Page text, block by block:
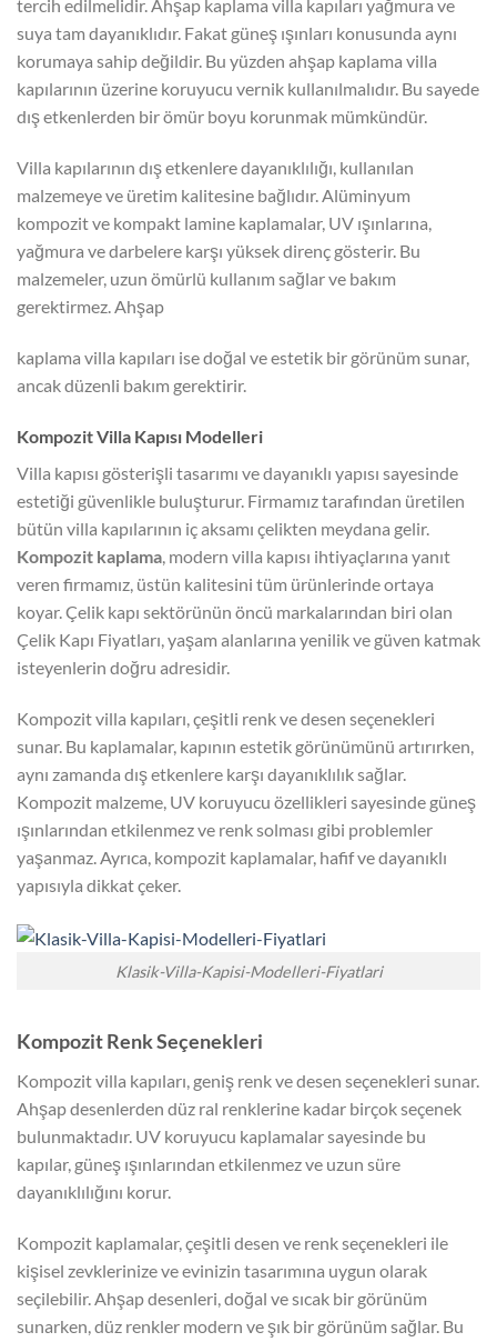
tercih edilmelidir. Ahşap kaplama villa kapıları yağmura ve
suya tam dayanıklıdır. Fakat güneş ışınları konusunda aynı
korumaya sahip değildir. Bu yüzden ahşap kaplama villa
kapılarının üzerine koruyucu vernik kullanılmalıdır. Bu sayede
dış etkenlerden bir ömür boyu korunmak mümkündür.
Villa kapılarının dış etkenlere dayanıklılığı, kullanılan
malzemeye ve üretim kalitesine bağlıdır. Alüminyum
kompozit ve kompakt lamine kaplamalar, UV ışınlarına,
yağmura ve darbelere karşı yüksek direnç gösterir. Bu
malzemeler, uzun ömürlü kullanım sağlar ve bakım
gerektirmez. Ahşap
kaplama villa kapıları ise doğal ve estetik bir görünüm sunar,
ancak düzenli bakım gerektirir.
Kompozit Villa Kapısı Modelleri
Villa kapısı gösterişli tasarımı ve dayanıklı yapısı sayesinde
estetiği güvenlikle buluşturur. Firmamız tarafından üretilen
bütün villa kapılarının iç aksamı çelikten meydana gelir.
Kompozit kaplama, modern villa kapısı ihtiyaçlarına yanıt
veren firmamız, üstün kalitesini tüm ürünlerinde ortaya
koyar. Çelik kapı sektörünün öncü markalarından biri olan
Çelik Kapı Fiyatları, yaşam alanlarına yenilik ve güven katmak
isteyenlerin doğru adresidir.
Kompozit villa kapıları, çeşitli renk ve desen seçenekleri
sunar. Bu kaplamalar, kapının estetik görünümünü artırırken,
aynı zamanda dış etkenlere karşı dayanıklılık sağlar.
Kompozit malzeme, UV koruyucu özellikleri sayesinde güneş
ışınlarından etkilenmez ve renk solması gibi problemler
yaşanmaz. Ayrıca, kompozit kaplamalar, hafif ve dayanıklı
yapısıyla dikkat çeker.
Klasik-Villa-Kapisi-Modelleri-Fiyatlari
Kompozit Renk Seçenekleri
Kompozit villa kapıları, geniş renk ve desen seçenekleri sunar.
Ahşap desenlerden düz ral renklerine kadar birçok seçenek
bulunmaktadır. UV koruyucu kaplamalar sayesinde bu
kapılar, güneş ışınlarından etkilenmez ve uzun süre
dayanıklılığını korur.
Kompozit kaplamalar, çeşitli desen ve renk seçenekleri ile
kişisel zevklerinize ve evinizin tasarımına uygun olarak
seçilebilir. Ahşap desenleri, doğal ve sıcak bir görünüm
sunarken, düz renkler modern ve şık bir görünüm sağlar. Bu